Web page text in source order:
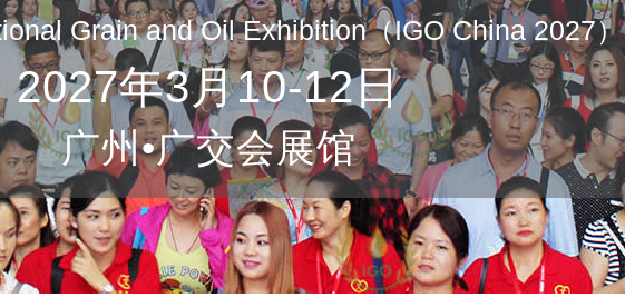
Grain and Oil Exhibition（IGO China 2027）
2027年3月10-12日
广州•广交会展馆